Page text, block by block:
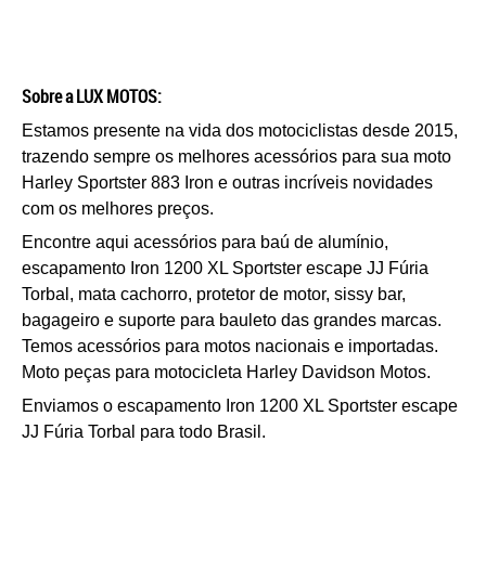
Sobre a LUX MOTOS:
Estamos presente na vida dos motociclistas desde 2015,
trazendo sempre os melhores acessórios para sua moto
Harley Sportster 883 Iron e outras incríveis novidades
com os melhores preços.
Encontre aqui acessórios para baú de alumínio,
escapamento Iron 1200 XL Sportster escape JJ Fúria
Torbal , mata cachorro, protetor de motor, sissy bar,
bagageiro e suporte para bauleto das grandes marcas.
Temos acessórios para motos nacionais e importadas.
Moto peças para motocicleta Harley Davidson Motos.
Enviamos o escapamento Iron 1200 XL Sportster escape
JJ Fúria Torbal para todo Brasil.